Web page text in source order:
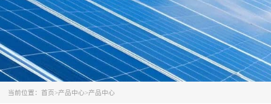
当前位置：首页 >产品中心>产品中心